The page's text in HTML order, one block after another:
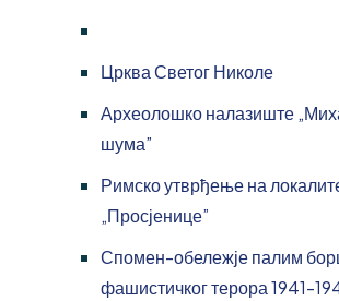
Црква Светог Николе
Археолошко налазиште
шума”
Римско утврђење на
„Просјенице”
Спомен-обележје палим
фашистичког терора 1941-